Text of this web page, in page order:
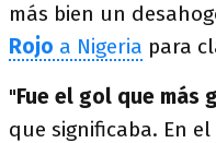
más bien un
Rojo a Nigeria para
"Fue el gol que más
que significaba. En